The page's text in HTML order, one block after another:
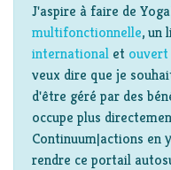
J'aspire à faire de
multifonctionnelle, un
international et
veux dire que je
d'être géré par des
occupe plus
Continuum|actions en
rendre ce portail